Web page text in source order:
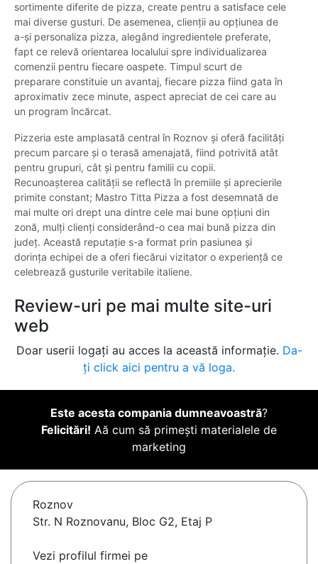
sortimente diferite de pizza, create pentru a satisface cele
mai diverse gusturi. De asemenea, clienții au opțiunea de
a-și personaliza pizza, alegând ingredientele preferate,
fapt ce relevă orientarea localului spre individualizarea
comenzii pentru fiecare oaspete. Timpul scurt de
preparare constituie un avantaj, fiecare pizza fiind gata în
aproximativ zece minute, aspect apreciat de cei care au
un program încărcat.
Pizzeria este amplasată central în Roznov și oferă facilități
precum parcare și o terasă amenajată, fiind potrivită atât
pentru grupuri, cât și pentru familii cu copii.
Recunoașterea calității se reflectă în premiile și aprecierile
primite constant; Mastro Titta Pizza a fost desemnată de
mai multe ori drept una dintre cele mai bune opțiuni din
zonă, mulți clienți considerând-o cea mai bună pizza din
județ. Această reputație s-a format prin pasiunea și
dorința echipei de a oferi fiecărui vizitator o experiență ce
celebrează gusturile veritabile italiene.
Review-uri pe mai multe site-uri
web
Doar userii logați au acces la această informație. Da-
ți click aici pentru a vă loga.
Este acesta compania dumneavoastră?
Felicitări! Aă cum să primești materialele de
marketing
Roznov
Str. N Roznovanu, Bloc G2, Etaj P
Vezi profilul firmei pe